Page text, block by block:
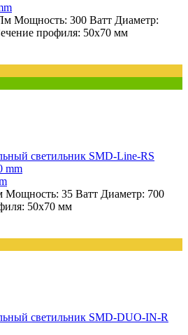
Мощность: 300 Ватт Диаметр:
профиля: 50х70 мм
Мощность: 35 Ватт Диаметр: 700
50х70 мм